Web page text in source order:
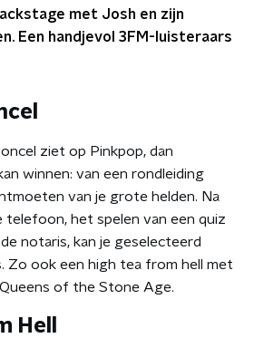
met Josh en zijn
Een handjevol 3FM-luisteraars
ziet op Pinkpop, dan
winnen: van een rondleiding
van je grote helden. Na
telefoon, het spelen van een quiz
notaris, kan je geselecteerd
Zo ook een high tea from hell met
of the Stone Age.
Hell